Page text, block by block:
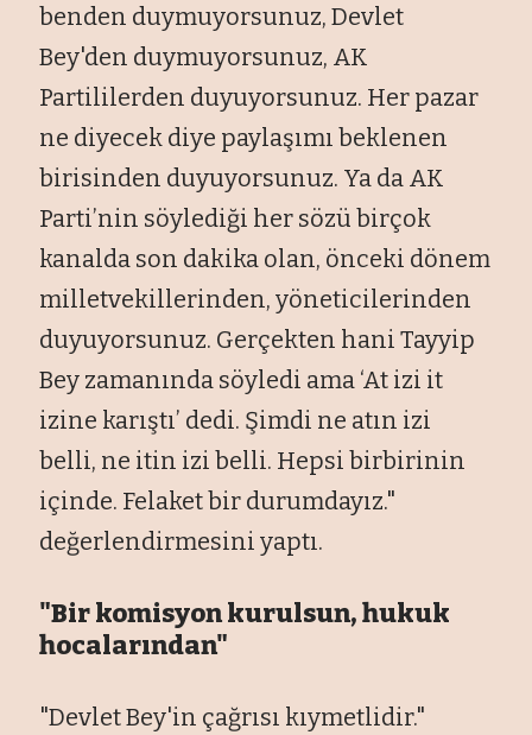
benden duymuyorsunuz, Devlet
Bey'den duymuyorsunuz, AK
Partililerden duyuyorsunuz. Her pazar
ne diyecek diye paylaşımı beklenen
birisinden duyuyorsunuz. Ya da AK
Parti’nin söylediği her sözü birçok
kanalda son dakika olan, önceki dönem
milletvekillerinden, yöneticilerinden
duyuyorsunuz. Gerçekten hani Tayyip
Bey zamanında söyledi ama ‘At izi it
izine karıştı’ dedi. Şimdi ne atın izi
belli, ne itin izi belli. Hepsi birbirinin
içinde. Felaket bir durumdayız."
değerlendirmesini yaptı.
"Bir komisyon kurulsun, hukuk
hocalarından"
"Devlet Bey'in çağrısı kıymetlidir."